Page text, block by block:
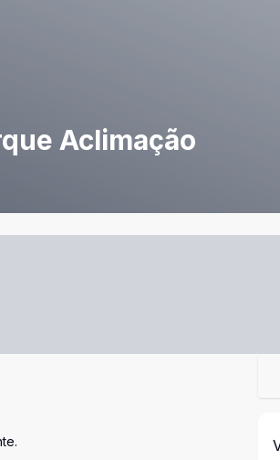
Aclimação